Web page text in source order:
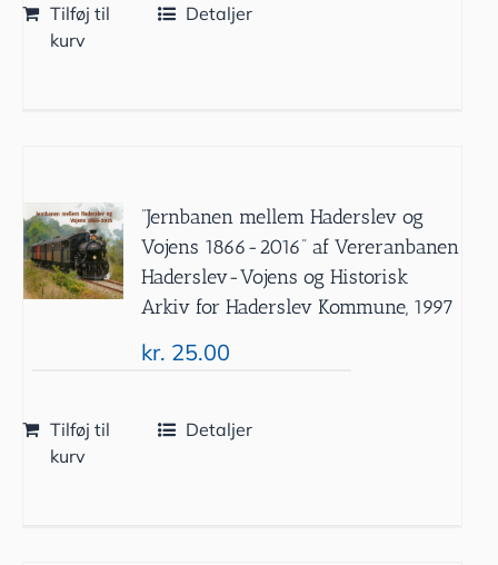
Tilføj til
kurv
Detaljer
”Jernbanen mellem Haderslev og
Vojens 1866-2016” af Vereranbanen
Haderslev-Vojens og Historisk
Arkiv for Haderslev Kommune, 1997
kr. 25.00
Tilføj til
kurv
Detaljer